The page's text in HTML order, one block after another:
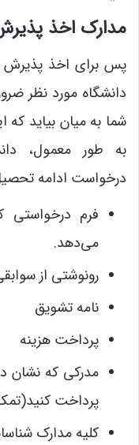
مدارک اخذ
پس برای اخذ پذیرش
دانشگاه مورد نظر
شما به میان بیاید
به طور معمول،
درخواست ادامه
فرم درخواستی
می‌دهد.
رونوشتی از
نامه تشویق
پرداخت هزینه
مدرکی که نشان
پرداخت
کلیه مدارک